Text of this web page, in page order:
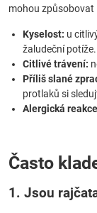
mohou způsobovat
Kyselost: u
žaludeční potíže.
Citlivé trávení:
Příliš slané
protlaků si
Alergická
Často
1. Jsou